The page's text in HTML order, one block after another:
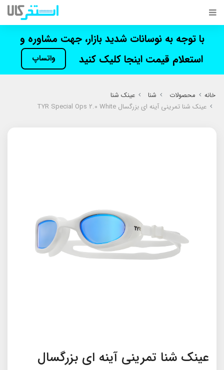
با توجه به نوسانات شدید بازار، جهت مشاوره و
استعلام قیمت اینجا کلیک کنید
واتساپ
خانه محصولات شنا
عینک شنا
عینک شنا تمرینی آینه ای بزرگسال TYR Special Ops 2.0 White
عینک شنا تمرینی آینه ای بزرگسال